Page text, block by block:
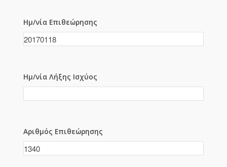
Ημ/νία Επιθεώρησης
Ημ/νία Λήξης Ισχύος
Αριθμός Επιθεώρησης